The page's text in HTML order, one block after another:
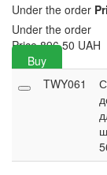
Under the order
Under the order
Price 896.50 UAH
Buy
TWY061